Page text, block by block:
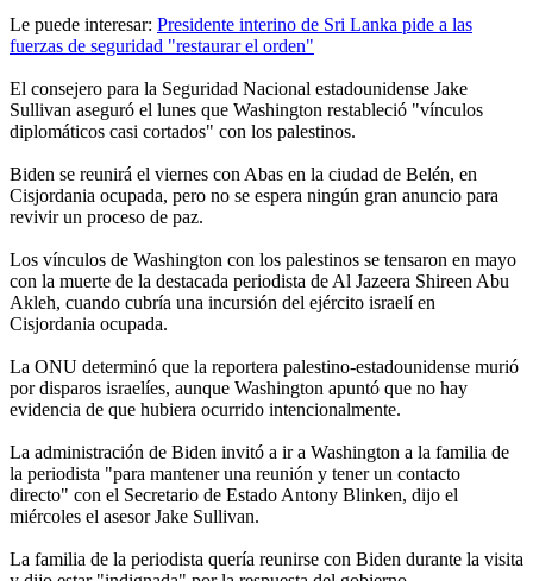
Le puede interesar: Presidente interino de Sri Lanka pide a las
fuerzas de seguridad "restaurar el orden"
El consejero para la Seguridad Nacional estadounidense Jake
Sullivan aseguró el lunes que Washington restableció "vínculos
diplomáticos casi cortados" con los palestinos.
Biden se reunirá el viernes con Abas en la ciudad de Belén, en
Cisjordania ocupada, pero no se espera ningún gran anuncio para
revivir un proceso de paz.
Los vínculos de Washington con los palestinos se tensaron en mayo
con la muerte de la destacada periodista de Al Jazeera Shireen Abu
Akleh, cuando cubría una incursión del ejército israelí en
Cisjordania ocupada.
La ONU determinó que la reportera palestino-estadounidense murió
por disparos israelíes, aunque Washington apuntó que no hay
evidencia de que hubiera ocurrido intencionalmente.
La administración de Biden invitó a ir a Washington a la familia de
la periodista "para mantener una reunión y tener un contacto
directo" con el Secretario de Estado Antony Blinken, dijo el
miércoles el asesor Jake Sullivan.
La familia de la periodista quería reunirse con Biden durante la visita